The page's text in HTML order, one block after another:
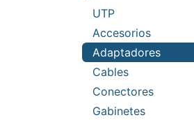
UTP
Accesorios
Adaptadores
Cables
Conectores
Gabinetes